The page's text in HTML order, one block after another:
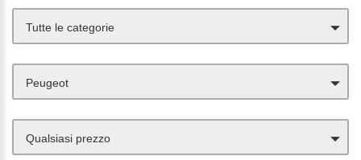
Tutte le categorie
Peugeot
Qualsiasi prezzo